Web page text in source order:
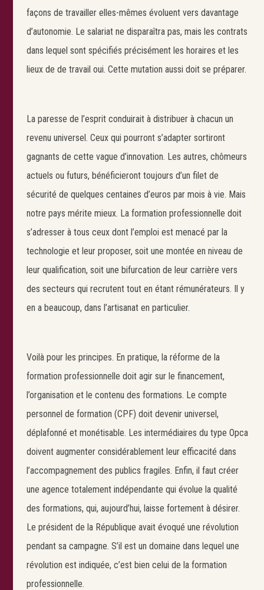
façons de travailler elles-mêmes évoluent vers davantage
d’autonomie. Le salariat ne disparaîtra pas, mais les contrats
dans lequel sont spécifiés précisément les horaires et les
lieux de de travail oui. Cette mutation aussi doit se préparer.
La paresse de l’esprit conduirait à distribuer à chacun un
revenu universel. Ceux qui pourront s’adapter sortiront
gagnants de cette vague d’innovation. Les autres, chômeurs
actuels ou futurs, bénéficieront toujours d’un filet de
sécurité de quelques centaines d’euros par mois à vie. Mais
notre pays mérite mieux. La formation professionnelle doit
s’adresser à tous ceux dont l’emploi est menacé par la
technologie et leur proposer, soit une montée en niveau de
leur qualification, soit une bifurcation de leur carrière vers
des secteurs qui recrutent tout en étant rémunérateurs. Il y
en a beaucoup, dans l’artisanat en particulier.
Voilà pour les principes. En pratique, la réforme de la
formation professionnelle doit agir sur le financement,
l’organisation et le contenu des formations. Le compte
personnel de formation (CPF) doit devenir universel,
déplafonné et monétisable. Les intermédiaires du type Opca
doivent augmenter considérablement leur efficacité dans
l’accompagnement des publics fragiles. Enfin, il faut créer
une agence totalement indépendante qui évolue la qualité
des formations, qui, aujourd’hui, laisse fortement à désirer.
Le président de la République avait évoqué une révolution
pendant sa campagne. S’il est un domaine dans lequel une
révolution est indiquée, c’est bien celui de la formation
professionnelle.